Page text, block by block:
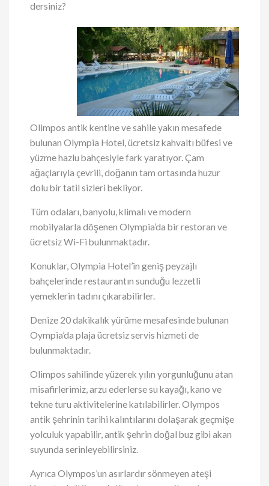
dersiniz?
Olimpos antik kentine ve sahile yakın mesafede
bulunan Olympia Hotel, ücretsiz kahvaltı büfesi ve
yüzme hazlu bahçesiyle fark yaratıyor. Çam
ağaçlarıyla çevrili, doğanın tam ortasında huzur
dolu bir tatil sizleri bekliyor.
Tüm odaları, banyolu, klimalı ve modern
mobilyalarla döşenen Olympia’da bir restoran ve
ücretsiz Wi-Fi bulunmaktadır.
Konuklar, Olympia Hotel’in geniş peyzajlı
bahçelerinde restaurantın sunduğu lezzetli
yemeklerin tadını çıkarabilirler.
Denize 20 dakikalık yürüme mesafesinde bulunan
Oympia’da plaja ücretsiz servis hizmeti de
bulunmaktadır.
Olimpos sahilinde yüzerek yılın yorgunluğunu atan
misafirlerimiz, arzu ederlerse su kayağı, kano ve
tekne turu aktivitelerine katılabilirler. Olympos
antik şehrinin tarihi kalıntılarını dolaşarak geçmişe
yolculuk yapabilir, antik şehrin doğal buz gibi akan
suyunda serinleyebilirsiniz.
Ayrıca Olympos’un asırlardır sönmeyen ateşi